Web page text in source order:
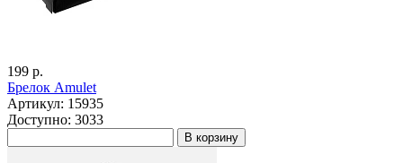
199 р.
Брелок Amulet
Артикул: 15935
Доступно: 3033
В корзину